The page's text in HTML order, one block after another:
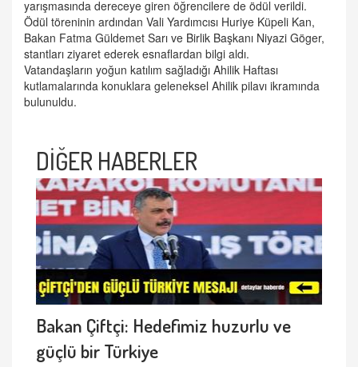
yarışmasında dereceye giren öğrencilere de ödül verildi.
Ödül töreninin ardından Vali Yardımcısı Huriye Küpeli Kan,
Bakan Fatma Güldemet Sarı ve Birlik Başkanı Niyazi Göger,
stantları ziyaret ederek esnaflardan bilgi aldı.
Vatandaşların yoğun katılım sağladığı Ahilik Haftası
kutlamalarında konuklara geleneksel Ahilik pilavı ikramında
bulunuldu.
DİĞER HABERLER
Bakan Çiftçi: Hedefimiz huzurlu ve
güçlü bir Türkiye